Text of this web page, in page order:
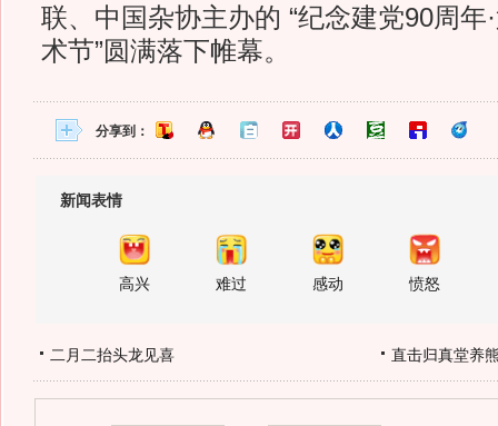
联、中国杂协主办的 “纪念建党90周年
术节”圆满落下帷幕。
分享到：
新闻表情
高兴 难过 感动 愤怒
二月二抬头龙见喜 直击归真堂养